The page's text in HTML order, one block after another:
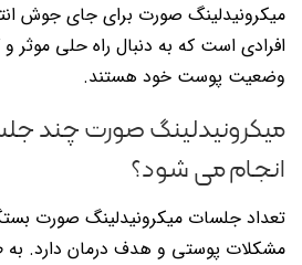
میکرونیدلینگ صورت برای جای جوش
افرادی است که به دنبال راه حلی موثر و
وضعیت پوست خود هستند.
میکرونیدلینگ صورت چند
انجام می شود؟
تعداد جلسات میکرونیدلینگ صورت